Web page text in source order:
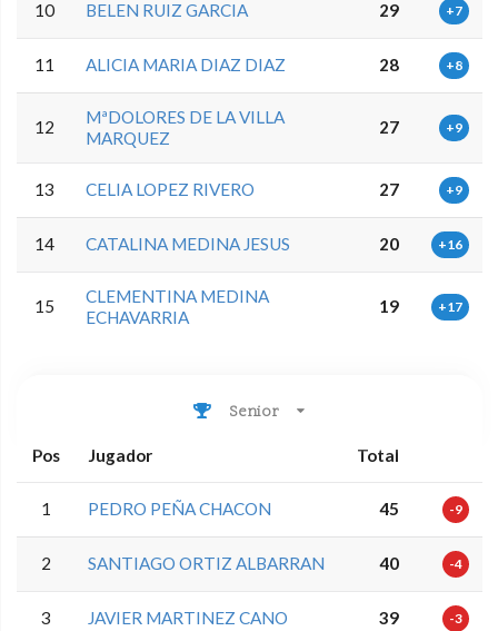
10 BELEN RUIZ GARCIA 29 +7
11 ALICIA MARIA DIAZ DIAZ 28 +8
12
MªDOLORES DE LA VILLA
MARQUEZ
27 +9
13 CELIA LOPEZ RIVERO 27 +9
14 CATALINA MEDINA JESUS 20 +16
15
CLEMENTINA MEDINA
ECHAVARRIA
19 +17
Senior
Pos Jugador Total
1 PEDRO PEÑA CHACON 45 -9
2 SANTIAGO ORTIZ ALBARRAN 40 -4
3 JAVIER MARTINEZ CANO 39 -3